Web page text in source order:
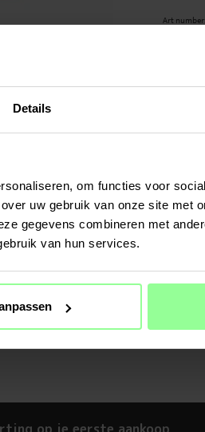
Details
om functies voor
uw gebruik van onze site met
gegevens combineren met
van hun services.
Art number
iPhone
je hele
Aan de
vakjes
krassen
- Het